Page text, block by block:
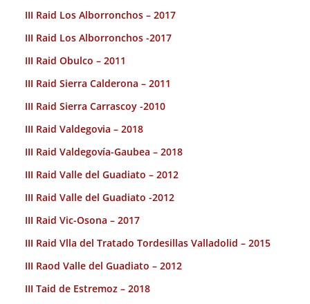
III Raid Los Alborronchos – 2017
III Raid Los Alborronchos -2017
III Raid Obulco – 2011
III Raid Sierra Calderona – 2011
III Raid Sierra Carrascoy -2010
III Raid Valdegovia – 2018
III Raid Valdegovía-Gaubea – 2018
III Raid Valle del Guadiato – 2012
III Raid Valle del Guadiato -2012
III Raid Vic-Osona – 2017
III Raid Vlla del Tratado Tordesillas Valladolid – 2015
III Raod Valle del Guadiato – 2012
III Taid de Estremoz – 2018